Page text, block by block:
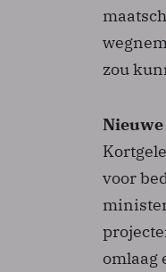
zou
voor
omlaag